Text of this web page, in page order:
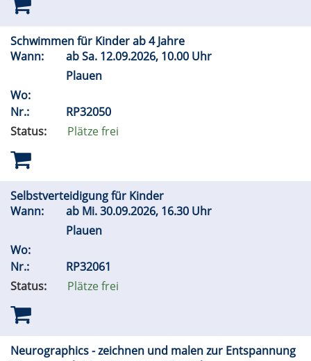
Schwimmen für Kinder ab 4 Jahre
Wann:
abSa. 12.09.2026, 10.00 Uhr
Plauen
Wo:
Nr.:
RP32050
Status:
Plätze frei
Selbstverteidigung für Kinder
Wann:
ab Mi.30.09.2026, 16.30 Uhr
Plauen
Wo:
Nr.:
RP32061
Status:
Plätze frei
Neurographics - zeichnen und malen zur Entspannung